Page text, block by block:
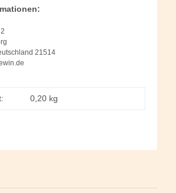
21514
0,20 kg